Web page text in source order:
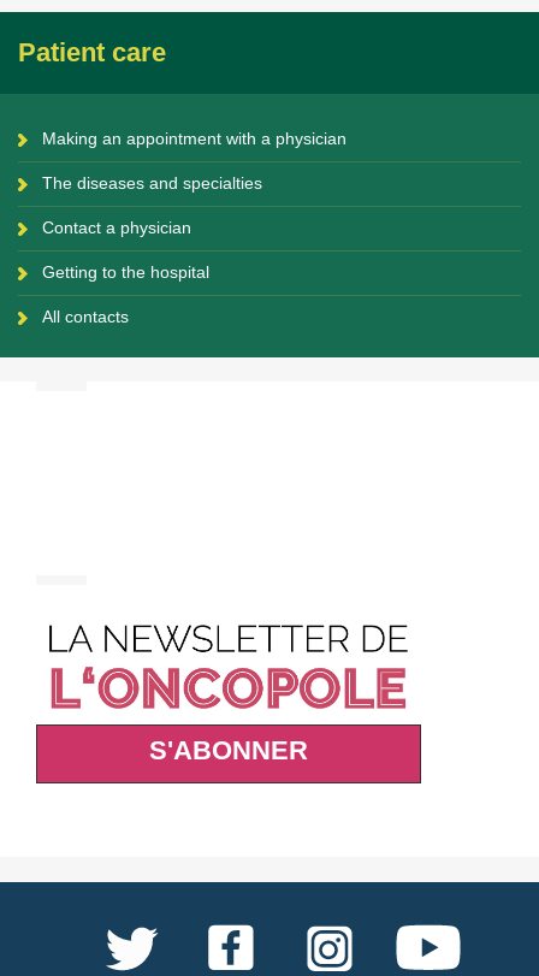
Patient care
Making an appointment with a physician
The diseases and specialties
Contact a physician
Getting to the hospital
All contacts
S'ABONNER